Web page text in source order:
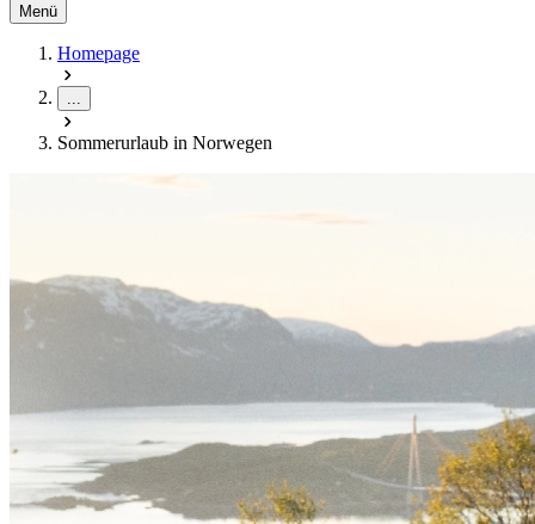
Menü
Homepage
Sommerurlaub in Norwegen